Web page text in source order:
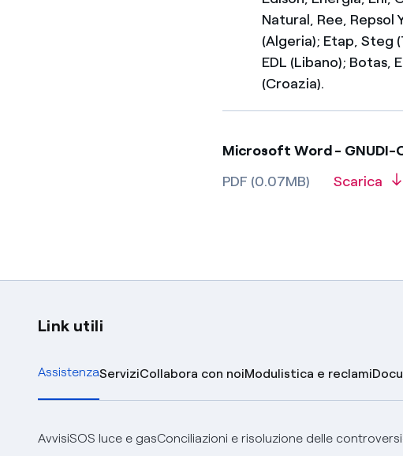
Natural, Ree, Repsol
(Algeria); Etap, Steg
EDL (Libano); Botas,
(Croazia).
Microsoft Word - GNUDI-
PDF (0.07MB)
Scarica
Link utili
AssistenzaServiziCollabora con noiModulistica e reclami
AvvisiSOS luce e gasConciliazioni e risoluzione delle